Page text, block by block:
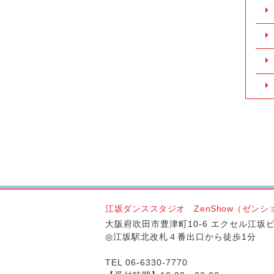
江坂ダンススタジオ ZenShow（ゼンシ
大阪府吹田市豊津町10-6 エクセル江坂
◎江坂駅北改札４番出口から徒歩1分
TEL 06-6330-7770